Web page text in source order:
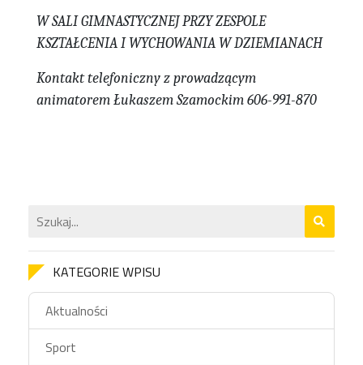
W SALI GIMNASTYCZNEJ PRZY ZESPOLE
KSZTAŁCENIA I WYCHOWANIA W DZIEMIANACH
Kontakt telefoniczny z prowadzącym
animatorem Łukaszem Szamockim 606-991-870
KATEGORIE WPISU
Aktualności
Sport